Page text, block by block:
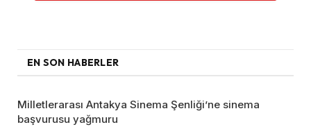
EN SON HABERLER
Milletlerarası Antakya Sinema Şenliği’ne sinema
başvurusu yağmuru